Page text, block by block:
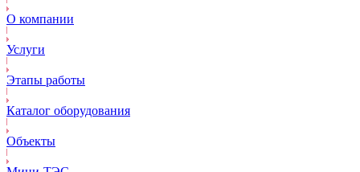
О компании
Услуги
Этапы работы
Каталог оборудования
Объекты